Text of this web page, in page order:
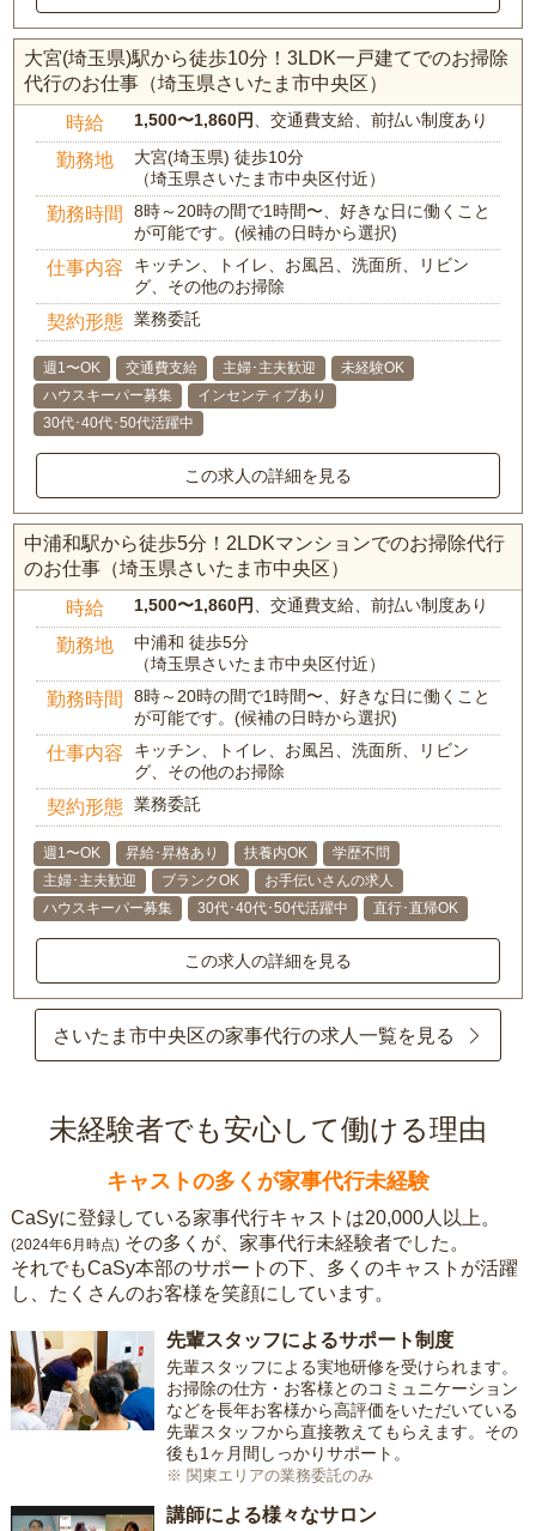
大宮(埼玉県)駅から徒歩10分！3LDK一戸建てでのお掃除
代行のお仕事（埼玉県さいたま市中央区）
時給 1,500〜1,860円 、交通費支給、前払い制度あり
勤務地
大宮(埼玉県) 徒歩10分
（埼玉県さいたま市中央区付近）
勤務時間
8時～20時の間で1時間〜、好きな日に働くこと
が可能です。(候補の日時から選択)
仕事内容
キッチン、トイレ、お風呂、洗面所、リビン
グ、その他のお掃除
契約形態 業務委託
週1〜OK 交通費支給 主婦･主夫歓迎
未経験OK
ハウスキーパー募集
インセンティブあり
30代･40代･50代活躍中
この求人の詳細を見る
中浦和駅から徒歩5分！2LDKマンションでのお掃除代行
のお仕事（埼玉県さいたま市中央区）
時給 1,500〜1,860円 、交通費支給、前払い制度あり
勤務地
中浦和 徒歩5分
（埼玉県さいたま市中央区付近）
勤務時間
8時～20時の間で1時間〜、好きな日に働くこと
が可能です。(候補の日時から選択)
仕事内容
キッチン、トイレ、お風呂、洗面所、リビン
グ、その他のお掃除
契約形態 業務委託
週1〜OK 昇給･昇格あり 扶養内OK
学歴不問
主婦･主夫歓迎
ブランクOK
お手伝いさんの求人
ハウスキーパー募集
30代･40代･50代活躍中 直行･直帰OK
この求人の詳細を見る
さいたま市中央区の家事代行の求人一覧を見る
未経験者でも安心して働ける理由
キャストの多くが家事代行未経験
CaSyに登録している家事代行キャストは20,000人以上。
(2024年6月時点) その多くが、家事代行未経験者でした。
それでもCaSy本部のサポートの下、多くのキャストが活躍
し、たくさんのお客様を笑顔にしています。
先輩スタッフによるサポート制度
先輩スタッフによる実地研修を受けられます。
お掃除の仕方・お客様とのコミュニケーション
などを長年お客様から高評価をいただいている
先輩スタッフから直接教えてもらえます。その
後も1ヶ月間しっかりサポート。
※ 関東エリアの業務委託のみ
講師による様々なサロン